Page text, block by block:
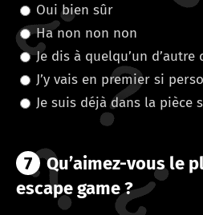
Oui bien sûr
Ha non non non
Je dis à quelqu’un
J’y vais en premier si
Je suis déjà dans la pièce
7 Qu’aimez-vous le
escape game ?